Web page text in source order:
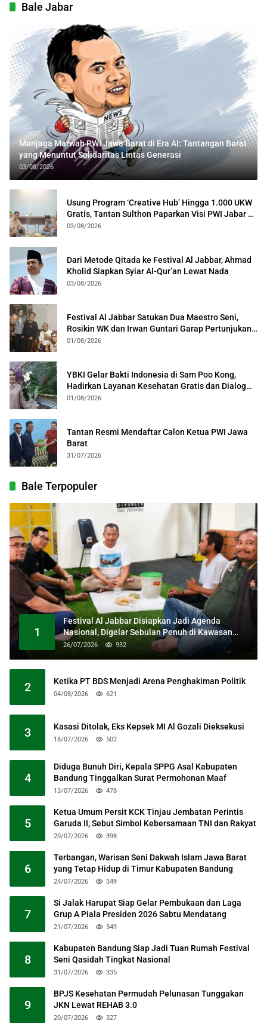
Bale Jabar
Menjaga Marwah PWI Jawa Barat di Era AI: Tantangan Berat
yang Menuntut Solidaritas Lintas Generasi
03/08/2026
Usung Program ‘Creative Hub’ Hingga 1.000 UKW
Gratis, Tantan Sulthon Paparkan Visi PWI Jabar di
Kota Bogor
03/08/2026
Dari Metode Qitada ke Festival Al Jabbar, Ahmad
Kholid Siapkan Syiar Al-Qur’an Lewat Nada
03/08/2026
Festival Al Jabbar Satukan Dua Maestro Seni,
Rosikin WK dan Irwan Guntari Garap Pertunjukan
Kolosal
01/08/2026
YBKI Gelar Bakti Indonesia di Sam Poo Kong,
Hadirkan Layanan Kesehatan Gratis dan Dialog
Kebangsaan
01/08/2026
Tantan Resmi Mendaftar Calon Ketua PWI Jawa
Barat
31/07/2026
Bale Terpopuler
1
Festival Al Jabbar Disiapkan Jadi Agenda
Nasional, Digelar Sebulan Penuh di Kawasan
Masjid Raya Al Jabbar
26/07/2026 932
2 Ketika PT BDS Menjadi Arena Penghakiman Politik
04/08/2026 621
3 Kasasi Ditolak, Eks Kepsek MI Al Gozali Dieksekusi
18/07/2026 502
4
Diduga Bunuh Diri, Kepala SPPG Asal Kabupaten
Bandung Tinggalkan Surat Permohonan Maaf
13/07/2026 478
5
Ketua Umum Persit KCK Tinjau Jembatan Perintis
Garuda II, Sebut Simbol Kebersamaan TNI dan Rakyat
20/07/2026 398
6
Terbangan, Warisan Seni Dakwah Islam Jawa Barat
yang Tetap Hidup di Timur Kabupaten Bandung
24/07/2026 349
7
Si Jalak Harupat Siap Gelar Pembukaan dan Laga
Grup A Piala Presiden 2026 Sabtu Mendatang
21/07/2026 349
8
Kabupaten Bandung Siap Jadi Tuan Rumah Festival
Seni Qasidah Tingkat Nasional
31/07/2026 335
9
BPJS Kesehatan Permudah Pelunasan Tunggakan
JKN Lewat REHAB 3.0
20/07/2026 327